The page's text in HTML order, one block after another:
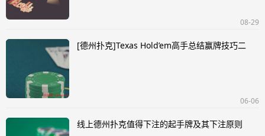
08-29
[德州扑克]Texas Hold’em高手总结赢牌技巧二
06-06
线上德州扑克值得下注的起手牌及其下注原则